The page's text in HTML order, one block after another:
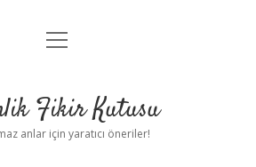
Anasayfa
Yasal Uyarı
menüyü
Fikir Kutusu
anlar için yaratıcı öneriler!